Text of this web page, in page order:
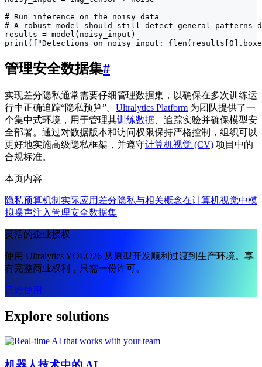
# Run inference on the noisy data
# A robust model should still detect general patterns
results = model(noisy_input)
print(f"Detections on noisy input:
管理安全数据集#
实现差分隐私通常需要仔细管理数据集，以确保在多次训练运
行中正确追踪“隐私预算”。 Ultralytics Platform 为团队提供了一
个集中式环境，用于管理其训练数据 、追踪实验并确保模型安
全部署。通过对数据版本和访问权限保持严格控制，组织可以
更好地实施高级隐私框架，并遵守计算机视觉 (CV) 项目中的
合规标准。
本页内容
隐私预算机制 实际应用 差分隐私与相关概念在计算机视觉中模
拟噪声注入管理安全数据集
灵活的企业授权
使用 Ultralytics YOLO26 从原型开发顺利过渡到生产环境。享
有完整商业权利，只需一份许可。
开始使用
Explore solutions